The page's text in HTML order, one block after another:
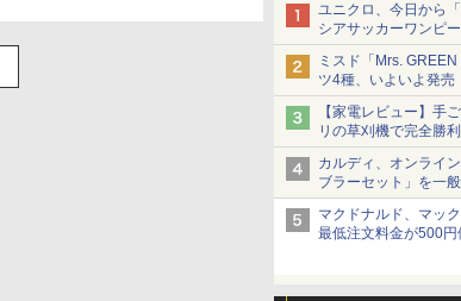
ユニクロ、今日から
シアサッカーワンピ
ショーツは1990円に
ミスド「Mrs.
ツ4種、いよいよ発売
【家電レビュー】手
リの草刈機で完全勝
カルディ、オンライ
ブラーセット」を一
当選無効分
マクドナルド、マッ
最低注文料金が500